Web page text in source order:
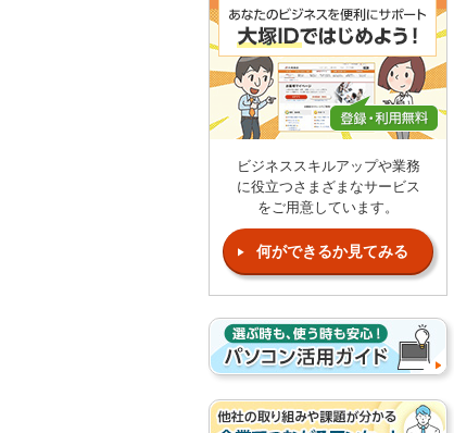
ビジネススキルアップや業務
に役立つさまざまなサービス
をご用意しています。
何ができるか見てみる